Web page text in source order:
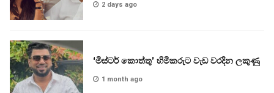
2 days ago
‘මිස්ටර් කොත්තු’ හිමිකරුට වැඩ වරදින ලකුණු
1 month ago